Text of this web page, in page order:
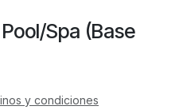
Spa (Base
y condiciones